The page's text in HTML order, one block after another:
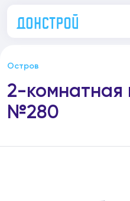
Остров
2-комнатная
№280